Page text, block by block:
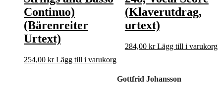
Continuo)
(Bärenreiter
Urtext)
254,00 kr Lägg till i varukorg
(Klaverutdrag,
urtext)
284,00 kr Lägg till i varukorg
Gottfrid Johansson